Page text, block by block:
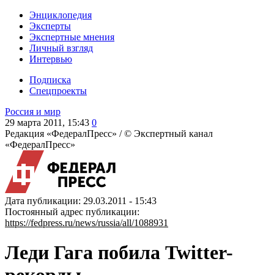
Энциклопедия
Эксперты
Экспертные мнения
Личный взгляд
Интервью
Подписка
Спецпроекты
Россия и мир
29 марта 2011, 15:43 0
Редакция «ФедералПресс» /© Экспертный канал
«ФедералПресс»
Дата публикации: 29.03.2011 - 15:43
Постоянный адрес публикации:
https://fedpress.ru/news/russia/all/1088931
Леди Гага побила Twitter-